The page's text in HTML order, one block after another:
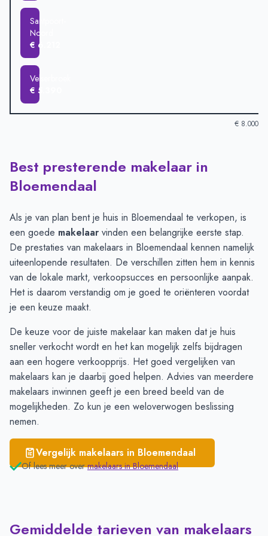
Santpoort-
Noord
€ 6.212
Velserbroek
€ 5.390
€ 8.000
Verkoopprijzen in andere plaatsen per m2-Afgelopen 3
Plaats
Santpoort-Zuid
Bloemendaal
€ 7.258
Overveen
€ 6.790
Heemstede
€ 6.443
Haarlem
€ 6.422
Santpoort-Noord
Velserbroek
€ 5.390
Best presterende makelaar in
Bloemendaal
Als je van plan bent je huis in Bloemendaal te verkopen, is
een goede makelaar vinden een belangrijke eerste stap.
De prestaties van makelaars in Bloemendaal kennen namelijk
uiteenlopende resultaten. De verschillen zitten hem in kennis
van de lokale markt, verkoopsucces en persoonlijke aanpak.
Het is daarom verstandig om je goed te oriënteren voordat
je een keuze maakt.
De keuze voor de juiste makelaar kan maken dat je huis
sneller verkocht wordt en het kan mogelijk zelfs bijdragen
aan een hogere verkoopprijs. Het goed vergelijken van
makelaars kan je daarbij goed helpen. Advies van meerdere
makelaars inwinnen geeft je een breed beeld van de
mogelijkheden. Zo kun je een weloverwogen beslissing
nemen.
Vergelijk makelaars in Bloemendaal
Of lees meer over makelaars inBloemendaal
Gemiddelde tarieven van makelaars